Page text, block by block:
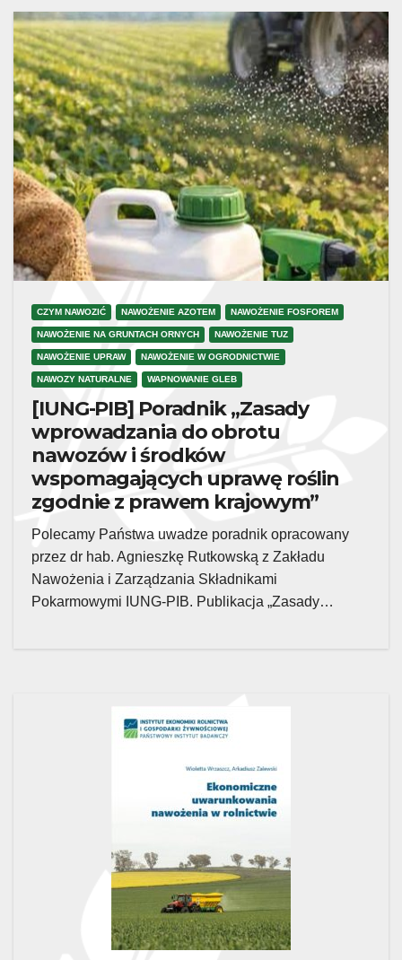
CZYM NAWOZIĆ NAWOŻENIE AZOTEM NAWOŻENIE FOSFOREM
NAWOŻENIE NA GRUNTACH ORNYCH NAWOŻENIE TUZ
NAWOŻENIE UPRAW NAWOŻENIE W OGRODNICTWIE
NAWOZY NATURALNE WAPNOWANIE GLEB
[IUNG-PIB] Poradnik „Zasady
wprowadzania do obrotu
nawozów i środków
wspomagających uprawę roślin
zgodnie z prawem krajowym”
Polecamy Państwa uwadze poradnik opracowany
przez dr hab. Agnieszkę Rutkowską z Zakładu
Nawożenia i Zarządzania Składnikami
Pokarmowymi IUNG-PIB. Publikacja „Zasady…